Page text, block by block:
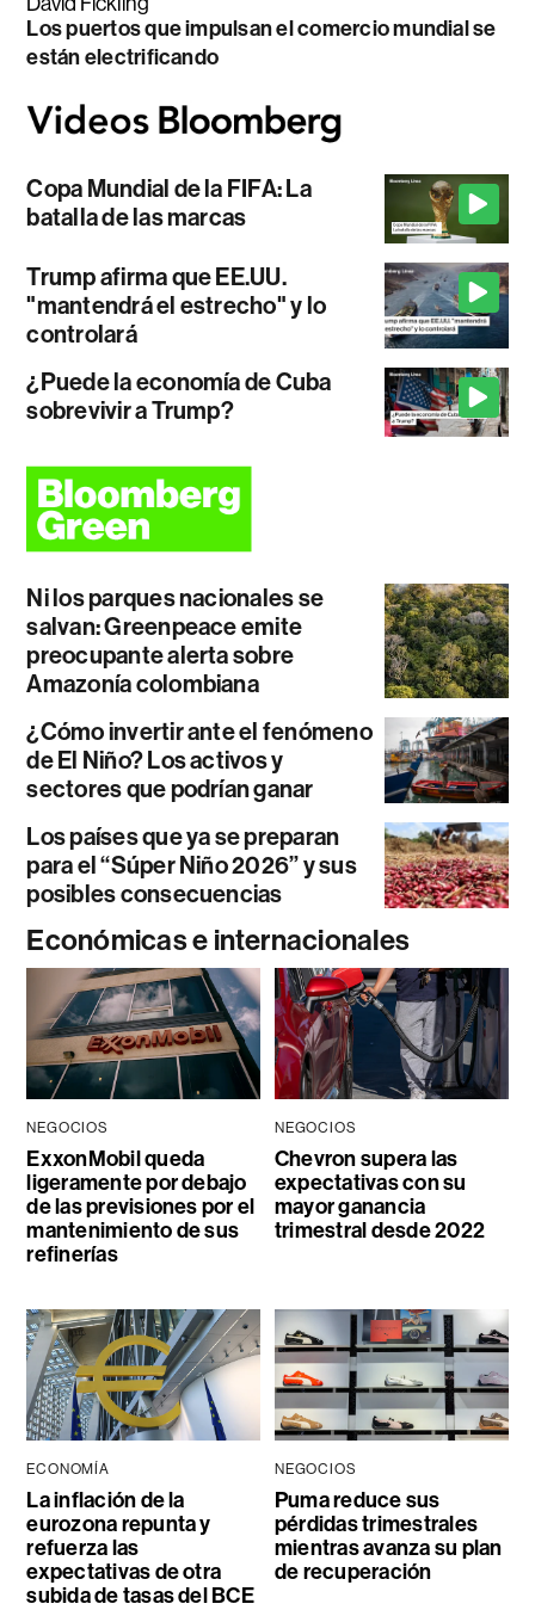
Los puertos que impulsan el comercio mundial se
están electrificando
Copa Mundial de la FIFA: La
batalla de las marcas
Trump afirma que EE.UU.
"mantendrá el estrecho" y lo
controlará
¿Puede la economía de Cuba
sobrevivir a Trump?
Ni los parques nacionales se
salvan: Greenpeace emite
preocupante alerta sobre
Amazonía colombiana
¿Cómo invertir ante el fenómeno
de El Niño? Los activos y
sectores que podrían ganar
Los países que ya se preparan
para el “Súper Niño 2026” y sus
posibles consecuencias
Económicas e internacionales
NEGOCIOS
ExxonMobil queda
ligeramente por debajo
de las previsiones por el
mantenimiento de sus
refinerías
NEGOCIOS
Chevron supera las
expectativas con su
mayor ganancia
trimestral desde 2022
ECONOMÍA
La inflación de la
eurozona repunta y
refuerza las
expectativas de otra
subida de tasas del BCE
NEGOCIOS
Puma reduce sus
pérdidas trimestrales
mientras avanza su plan
de recuperación